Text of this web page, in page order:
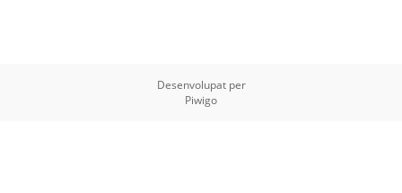
Desenvolupat per
Piwigo